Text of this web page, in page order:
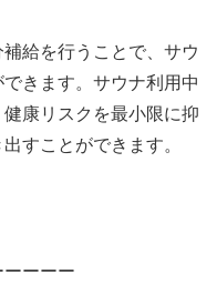
給を行うことで、サウ
きます。サウナ利用中
康リスクを最小限に抑
すことができます。
ーーー